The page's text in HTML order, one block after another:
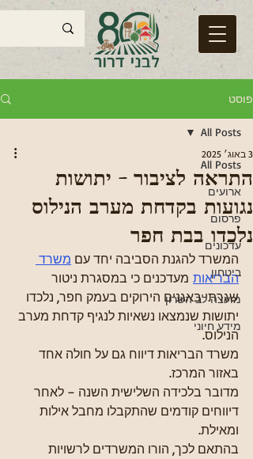
פוסט
All Posts
ארועים
פרסום
עדכונים
ביטחון
מועצה לב השרון
מידע חיוני
All Posts
התראה לציבור – יתושות
נגועות בקדחת מערב הנילוס
נלכדו בבת חפר
3 באוג׳ 2025
המשרד להגנת הסביבה יחד עם משרד
הבריאות מעדכנים כי במסגרת ניטור
שגרתי באגנים הירוקים בעמק חפר, נלכדו
יתושות שנמצאו נשאיות לנגיף קדחת מערב
הנילוס.
משרד הבריאות דיווח גם על חולה אחד
באזור המרכז.
מדובר בלכידה השלישית השנה – לאחר
דיווחים קודמים שהתקבלו מחבל אילות
ומאילת.
בהתאם לכך, הורו המשרדים לרשויות